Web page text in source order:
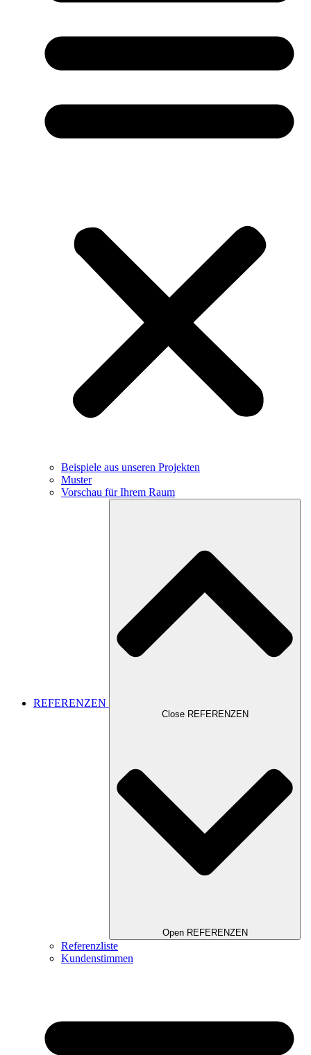
Beispiele aus unseren Projekten
Muster
Vorschau für Ihrem Raum
REFERENZEN
Close REFERENZEN
Open REFERENZEN
Referenzliste
Kundenstimmen